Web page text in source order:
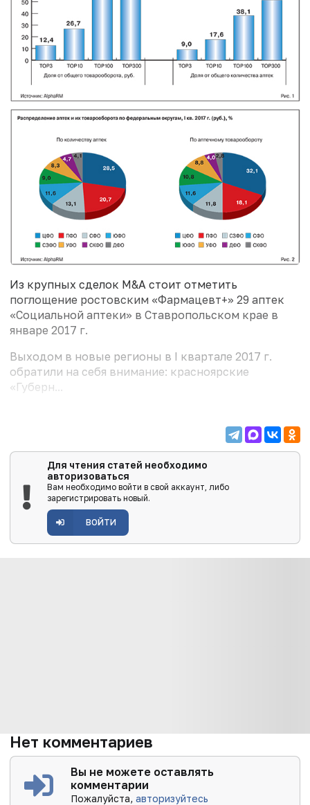
Из крупных сделок M&A стоит отметить
поглощение ростовским «Фармацевт+» 29 аптек
«Социальной аптеки» в Ставропольском крае в
январе 2017 г.
Выходом в новые регионы в I квартале 2017 г.
обратили на себя внимание: красноярские
«Губерн...
Для чтения статей необходимо
авторизоваться
Вам необходимо войти в свой аккаунт, либо
зарегистрировать новый.
ВОЙТИ
Нет комментариев
Вы не можете оставлять
комментарии
Пожалуйста,авторизуйтесь